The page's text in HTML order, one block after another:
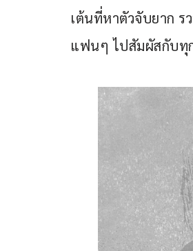
เต้นที่หาตัวจับยาก ร
แฟนๆ ไปสัมผัสกับทุก